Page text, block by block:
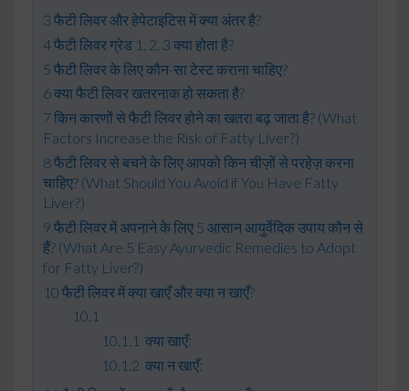
फैटी लिवर और हेपेटाइटिस में क्या अंतर है?
फैटी लिवर ग्रेड 1, 2, 3 क्या होता है?
फैटी लिवर के लिए कौन-सा टेस्ट कराना चाहिए?
क्या फैटी लिवर खतरनाक हो सकता है?
किन कारणों से फैटी लिवर होने का खतरा बढ़ जाता है? (What
Factors Increase the Risk of Fatty Liver?)
फैटी लिवर से बचने के लिए आपको किन चीज़ों से परहेज़ करना
चाहिए? (What Should You Avoid if You Have Fatty
Liver?)
फैटी लिवर में अपनाने के लिए 5 आसान आयुर्वेदिक उपाय कौन से
हैं? (What Are 5 Easy Ayurvedic Remedies to Adopt
for Fatty Liver?)
फैटी लिवर में क्या खाएँ और क्या न खाएँ?
क्या खाएँ:
क्या न खाएँ: